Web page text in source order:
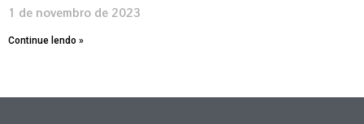
1 de novembro de 2023
Continue lendo »